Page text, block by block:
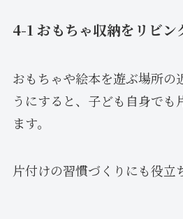
4-1 おもちゃ収納をリビン
おもちゃや絵本を遊ぶ場所の
うにすると、子ども自身でも
ます。
片付けの習慣づくりにも役立